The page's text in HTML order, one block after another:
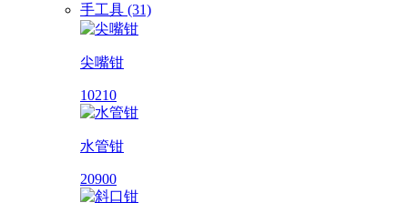
手工具 (31)
尖嘴钳
10210
水管钳
20900